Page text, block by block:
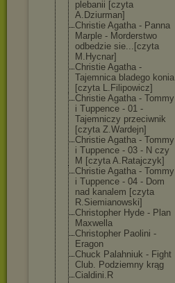
plebanii [czyta
A.Dziurman]
Christie Agatha - Panna
Marple - Morderstwo
odbedzie sie...[czyta
M.Hycnar]
Christie Agatha -
Tajemnica bladego konia
[czyta L.Filipowicz]
Christie Agatha - Tommy
i Tuppence - 01 -
Tajemniczy przeciwnik
[czyta Z.Wardejn]
Christie Agatha - Tommy
i Tuppence - 03 - N czy
M [czyta A.Ratajczyk]
Christie Agatha - Tommy
i Tuppence - 04 - Dom
nad kanalem [czyta
R.Siemianowski]
Christopher Hyde - Plan
Maxwella
Christopher Paolini -
Eragon
Chuck Palahniuk - Fight
Club. Podziemny krąg
Cialdini.R